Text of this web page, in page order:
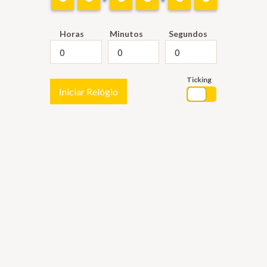
Horas Minutos Segundos
Iniciar Relógio
Ticking